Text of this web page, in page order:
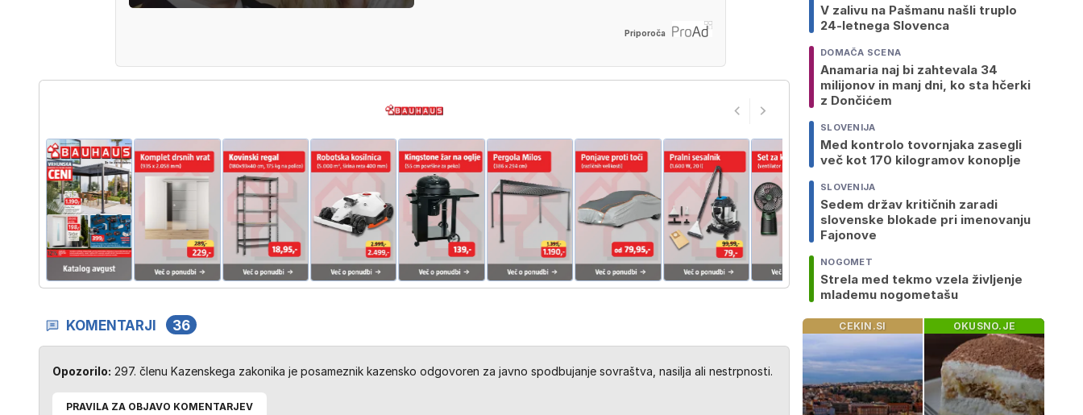
Priporoča
KOMENTARJI 36
Opozorilo: 297. členu Kazenskega zakonika je posameznik kazensko odgovoren za javno spodbujanje sovraštva, nasilja ali nestrpnosti.
PRAVILA ZA OBJAVO KOMENTARJEV
V zalivu na Pašmanu našli truplo
24-letnega Slovenca
DOMAČA SCENA
Anamaria naj bi zahtevala 34
milijonov in manj dni, ko sta hčerki
z Dončićem
SLOVENIJA
Med kontrolo tovornjaka zasegli
več kot 170 kilogramov konoplje
SLOVENIJA
Sedem držav kritičnih zaradi
slovenske blokade pri imenovanju
Fajonove
NOGOMET
Strela med tekmo vzela življenje
mlademu nogometašu
CEKIN.SI OKUSNO.JE